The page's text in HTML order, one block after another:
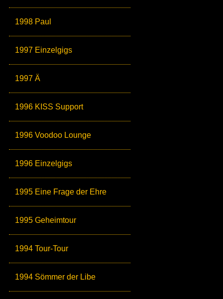
1998 Paul
1997 Einzelgigs
1997 Ä
1996 KISS Support
1996 Voodoo Lounge
1996 Einzelgigs
1995 Eine Frage der Ehre
1995 Geheimtour
1994 Tour-Tour
1994 Sömmer der Libe